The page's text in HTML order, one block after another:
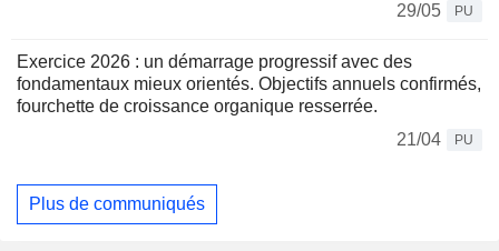
29/05
PU
Exercice 2026 : un démarrage progressif avec des
fondamentaux mieux orientés. Objectifs annuels confirmés,
fourchette de croissance organique resserrée.
21/04
PU
Plus de communiqués